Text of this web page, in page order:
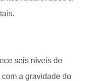
seis níveis de
a gravidade do